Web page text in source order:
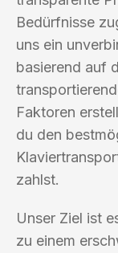
Bedürfnisse
uns ein
basierend auf
Faktoren
du den
zahlst.
Unser Ziel ist
zu einem